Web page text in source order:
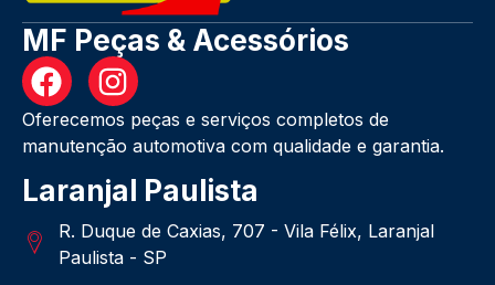
MF Peças & Acessórios
Oferecemos peças e serviços completos de
manutenção automotiva com qualidade e garantia.
Laranjal Paulista
R. Duque de Caxias, 707 - Vila Félix, Laranjal
Paulista - SP